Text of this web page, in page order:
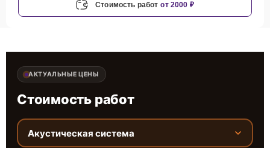
Стоимость работ от 2000 ₽
АКТУАЛЬНЫЕ ЦЕНЫ
Стоимость работ
Акустическая система